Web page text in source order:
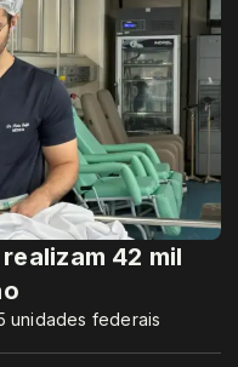
42 mil
unidades federais